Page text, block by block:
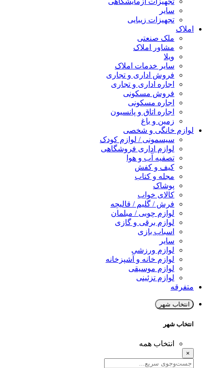
سایر
تجهیزات زیبایی
املاک
ملک صنعتی
مشاور املاک
ویلا
سایر خدمات املاک
فروش اداری و تجاری
اجاره اداری و تجاری
فروش مسکونی
اجاره مسکونی
اجاره اتاق و پانسیون
زمین و باغ
لوازم خانگی و شخصی
سیسمونی / لوازم کودک
لوازم اداری فروشگاهی
تصفیه آب و هوا
کیف و کفش
مجله و کتاب
پوشاک
کالای خواب
فرش / گلیم / قالیچه
لوازم چوبی / مبلمان
لوازم برقی و گازی
اسباب بازی
سایر
لوازم ورزشی
لوازم خانه و آشپزخانه
لوازم موسیقی
لوازم تزئینی
متفرقه
انتخاب شهر
انتخاب شهر
انتخاب همه
×